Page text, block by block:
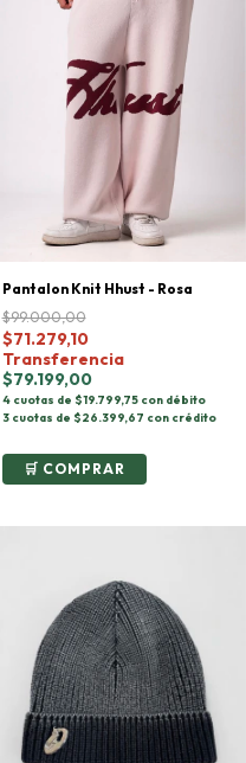
Pantalon Knit Hhust - Rosa
$99.000,00
$71.279,10
Transferencia
$79.199,00
4 cuotas de $19.799,75 con débito
3 cuotas de $26.399,67 con crédito
COMPRAR